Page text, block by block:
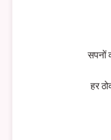
सपनों
हर